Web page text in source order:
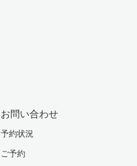
お問い合わせ
予約状況
ご予約